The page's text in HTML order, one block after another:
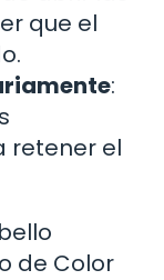
que el
:
retener el
de Color